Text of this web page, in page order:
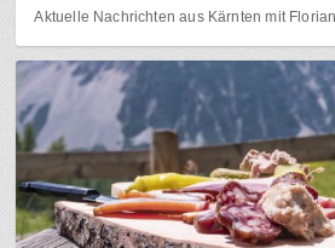
Aktuelle Nachrichten aus Kärnten mit